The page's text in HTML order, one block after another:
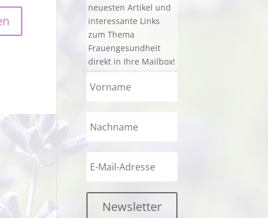
neuesten Artikel und
interessante Links
zum Thema
Frauengesundheit
direkt in Ihre Mailbox!
Newsletter